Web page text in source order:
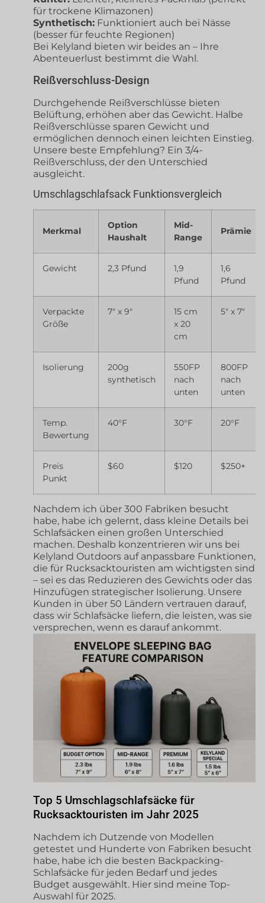
für trockene Klimazonen)
Synthetisch: Funktioniert auch bei Nässe
(besser für feuchte Regionen)
Bei Kelyland bieten wir beides an – Ihre
Abenteuerlust bestimmt die Wahl.
Reißverschluss-Design
Durchgehende Reißverschlüsse bieten
Belüftung, erhöhen aber das Gewicht. Halbe
Reißverschlüsse sparen Gewicht und
ermöglichen dennoch einen leichten Einstieg.
Unsere beste Empfehlung? Ein 3/4-
Reißverschluss, der den Unterschied
ausgleicht.
Umschlagschlafsack Funktionsvergleich
Merkmal
Option
Haushalt
Mid-
Range
Prämie
Gewicht 2,3 Pfund
1,9
Pfund
1,6
Pfund
Verpackte
Größe
7″ x 9″
15 cm
x 20
cm
5″ x 7″
Isolierung
200g
synthetisch
550FP
nach
unten
800FP
nach
unten
Temp.
Bewertung
40°F 30°F 20°F
Preis
Punkt
$60 $120 $250+
Nachdem ich über 300 Fabriken besucht
habe, habe ich gelernt, dass kleine Details bei
Schlafsäcken einen großen Unterschied
machen. Deshalb konzentrieren wir uns bei
Kelyland Outdoors auf anpassbare Funktionen,
die für Rucksacktouristen am wichtigsten sind
– sei es das Reduzieren des Gewichts oder das
Hinzufügen strategischer Isolierung. Unsere
Kunden in über 50 Ländern vertrauen darauf,
dass wir Schlafsäcke liefern, die leisten, was sie
versprechen, wenn es darauf ankommt.
Top 5 Umschlagschlafsäcke für
Rucksacktouristen im Jahr 2025
Nachdem ich Dutzende von Modellen
getestet und Hunderte von Fabriken besucht
habe, habe ich die besten Backpacking-
Schlafsäcke für jeden Bedarf und jedes
Budget ausgewählt. Hier sind meine Top-
Auswahl für 2025.